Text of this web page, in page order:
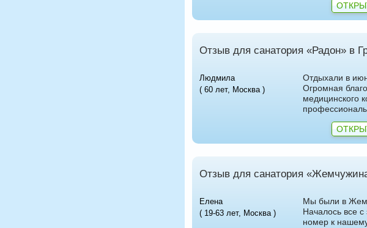
Отзыв для санатория «Радон» в
Людмила
( 60 лет, Москва )
Отдыхали в
Огромная
медицинского
Отзыв для санатория
Елена
( 19-63 лет, Москва )
Мы были в
Началось все с
номер к